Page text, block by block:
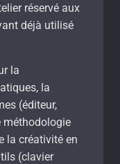
réservé aux
déjà utilisé
la
la
(éditeur,
méthodologie
la créativité en
(clavier